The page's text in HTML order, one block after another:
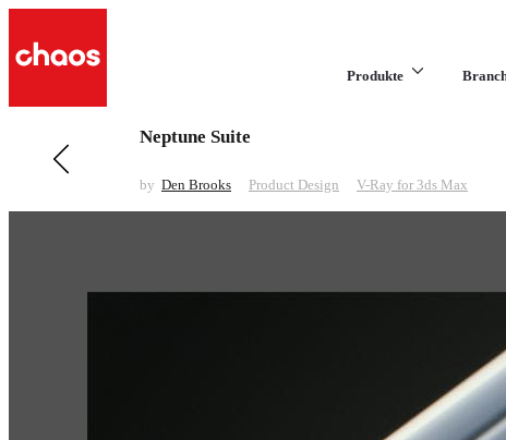
Produkte
Previous in Product Design
Neptune Suite
by Den Brooks Product Design V-Ray for 3ds Max